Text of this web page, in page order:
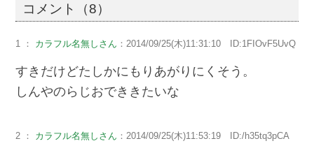
コメント（8）
1 ： カラフル名無しさん ：2014/09/25(木)11:31:10 ID:1FIOvF5UvQ
すきだけどたしかにもりあがりにくそう。
しんやのらじおでききたいな
2 ： カラフル名無しさん ：2014/09/25(木)11:53:19 ID:/h35tq3pCA